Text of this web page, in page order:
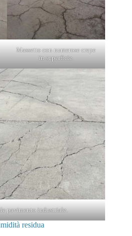
Massetto con numerose crepe
in superficie.
pavimento industriale.
residua